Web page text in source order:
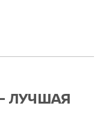
ЛУЧШАЯ